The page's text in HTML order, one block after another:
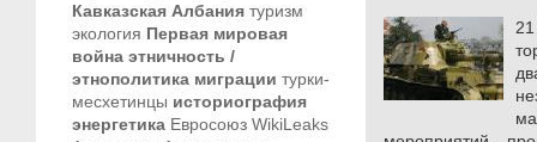
Кавказская Албания туризм
экология Первая мировая
война этничность /
этнополитика миграции турки-
месхетинцы историография
энергетика Евросоюз WikiLeaks